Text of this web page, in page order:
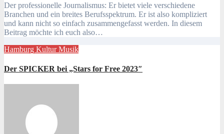
Der professionelle Journalismus: Er bietet viele verschiedene
Branchen und ein breites Berufsspektrum. Er ist also kompliziert
und kann nicht so einfach zusammengefasst werden. In diesem
Beitrag möchte ich euch also…
Hamburg KulturMusik
Der SPICKER bei „Stars for Free 2023″